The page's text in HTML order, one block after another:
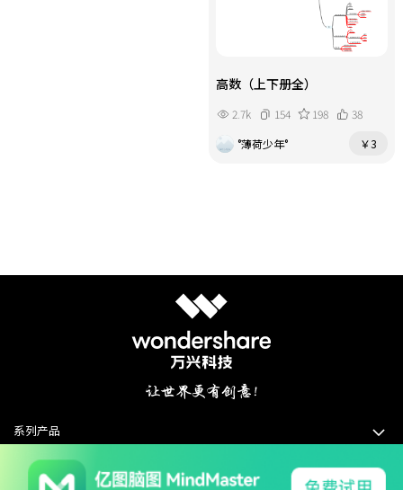
高数（上下册全）
2.7k 154 198
38
°薄荷少年°
￥3
系列产品
软件支持
关于我们